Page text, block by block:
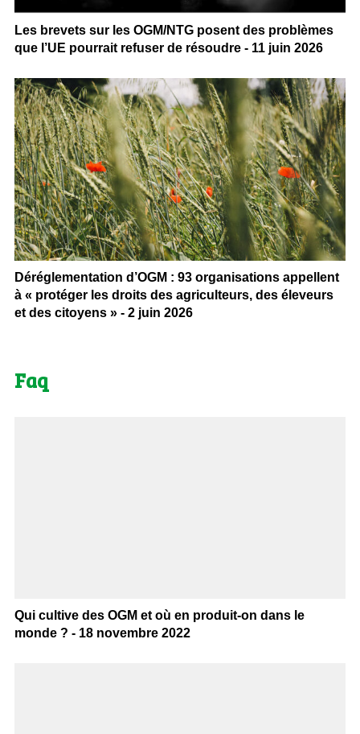
Les brevets sur les OGM/NTG posent des problèmes
que l’UE pourrait refuser de résoudre - 11 juin 2026
Déréglementation d’OGM : 93 organisations appellent
à « protéger les droits des agriculteurs, des éleveurs
et des citoyens » - 2 juin 2026
Faq
Qui cultive des OGM et où en produit-on dans le
monde ? - 18 novembre 2022